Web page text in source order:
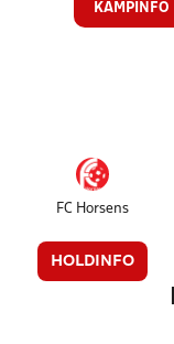
KAMPINFO
FC Horsens
HOLDINFO